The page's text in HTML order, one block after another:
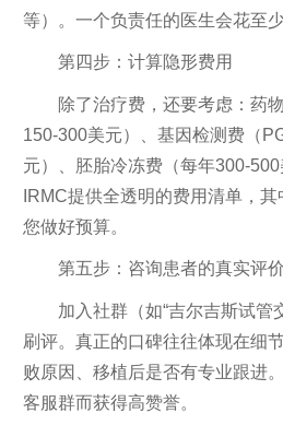
等）。一个负责任的医生会花至
第四步：计算隐形费用
除了治疗费，还要考虑：药
150-300美元）、基因检测费（
元）、胚胎冷冻费（每年300-500
IRMC提供全透明的费用清单，
您做好预算。
第五步：咨询患者的真实评价
加入社群（如“吉尔吉斯试管
刷评。真正的口碑往往体现在细
败原因、移植后是否有专业跟进
客服群而获得高赞誉。